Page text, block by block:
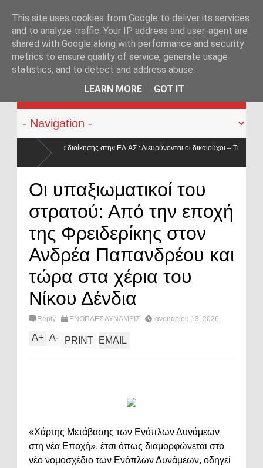
KATEHACKER
Διευρύνονται οι δικαιούχοι – Τι
ο νόμος
Οι υπαξιωματικοί του
στρατού: Από την εποχή
της Φρειδερίκης στον
Ανδρέα Παπανδρέου και
τώρα στα χέρια του
Νίκου Δένδια
Reply ΕΝΟΠΛΕΣ ΔΥΝΑΜΕΙΣ Ιανουαρίου 13, 2026
A+ A- PRINT EMAIL
«Χάρτης Μετάβασης των Ενόπλων Δυνάμεων
στη νέα Εποχή», έτσι όπως διαμορφώνεται στο
νέο νομοσχέδιο των Ενόπλων Δυνάμεων, οδηγεί
This site uses cookies from Google to deliver its services
and to analyze traffic. Your IP address and user-agent are
shared with Google along with performance and security
metrics to ensure quality of service, generate usage
statistics, and to detect and address abuse.
LEARN MORE
GOT IT